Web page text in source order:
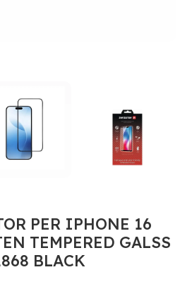
PER IPHONE 16
TEMPERED GALSS
BLACK